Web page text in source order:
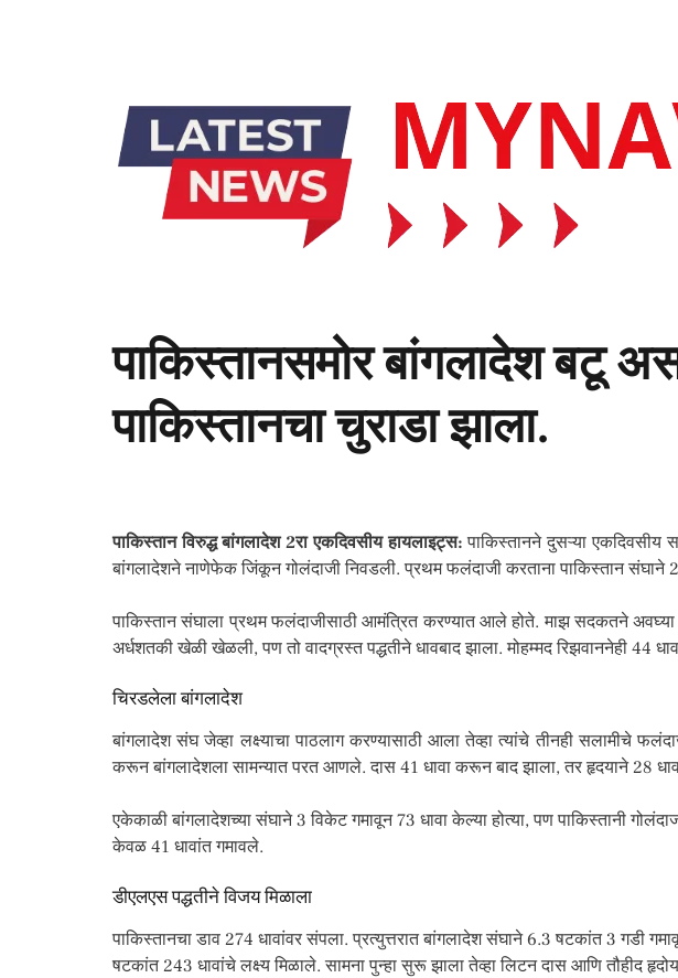
पाकिस्तानसमोर बांगलादेश बटू
पाकिस्तानचा चुराडा झाला.
पाकिस्तान विरुद्ध बांगलादेश 2रा एकदिवसीय हायलाइट्स: पाकिस्तानने दुसऱ्या एकदिवसीय
बांगलादेशने नाणेफेक जिंकून गोलंदाजी निवडली. प्रथम फलंदाजी करताना पाकिस्तान संघाने
पाकिस्तान संघाला प्रथम फलंदाजीसाठी आमंत्रित करण्यात आले होते. माझ सदकतने अवघ्या
अर्धशतकी खेळी खेळली, पण तो वादग्रस्त पद्धतीने धावबाद झाला. मोहम्मद रिझवाननेही 44
चिरडलेला बांगलादेश
बांगलादेश संघ जेव्हा लक्ष्याचा पाठलाग करण्यासाठी आला तेव्हा त्यांचे तीनही सलामीचे
करून बांगलादेशला सामन्यात परत आणले. दास 41 धावा करून बाद झाला, तर हृदयाने 28
एकेकाळी बांगलादेशच्या संघाने 3 विकेट गमावून 73 धावा केल्या होत्या, पण पाकिस्तानी
केवळ 41 धावांत गमावले.
डीएलएस पद्धतीने विजय मिळाला
पाकिस्तानचा डाव 274 धावांवर संपला. प्रत्युत्तरात बांगलादेश संघाने 6.3 षटकांत 3 गडी
षटकांत 243 धावांचे लक्ष्य मिळाले. सामना पुन्हा सुरू झाला तेव्हा लिटन दास आणि तौहीद